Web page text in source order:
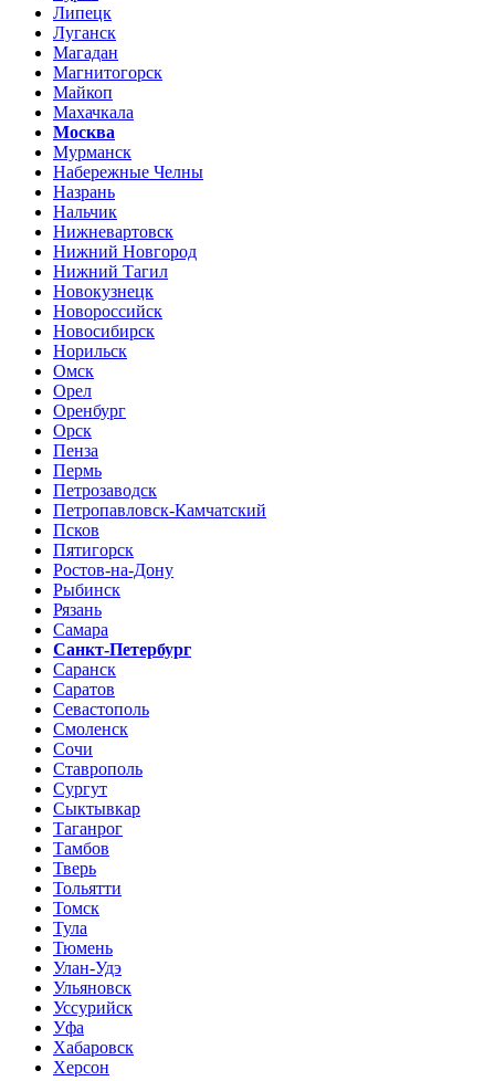
Липецк
Луганск
Магадан
Магнитогорск
Майкоп
Махачкала
Москва
Мурманск
Набережные Челны
Назрань
Нальчик
Нижневартовск
Нижний Новгород
Нижний Тагил
Новокузнецк
Новороссийск
Новосибирск
Норильск
Омск
Орел
Оренбург
Орск
Пенза
Пермь
Петрозаводск
Петропавловск-Камчатский
Псков
Пятигорск
Ростов-на-Дону
Рыбинск
Рязань
Самара
Санкт-Петербург
Саранск
Саратов
Севастополь
Смоленск
Сочи
Ставрополь
Сургут
Сыктывкар
Таганрог
Тамбов
Тверь
Тольятти
Томск
Тула
Тюмень
Улан-Удэ
Ульяновск
Уссурийск
Уфа
Хабаровск
Херсон